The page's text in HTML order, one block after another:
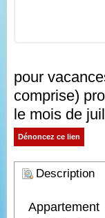
pour
comprise)
le mois de
Dénoncez ce lien
Description